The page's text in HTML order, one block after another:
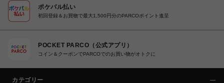
ポケパル払い
初回登録＆お買物で最大1,500円分のPARCOポイント進呈
POCKET PARCO（公式アプリ）
コイン＆クーポンでPARCOでのお買い物がオトクに
カテゴリー